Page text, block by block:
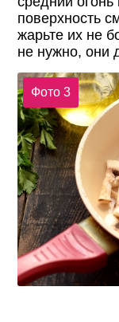
поверхность
жарьте их не
не нужно, они
Фото 3